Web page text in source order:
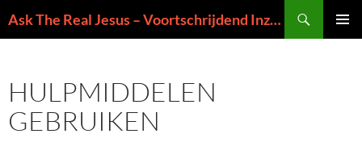
naar
Ask The Real Jesus – Voortschrijdend Inzicht in de Zin van het Leven
HULPMIDDELEN
GEBRUIKEN